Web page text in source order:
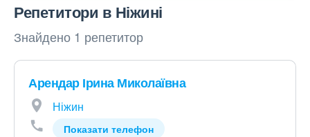
Репетитори в Ніжині
Знайдено 1 репетитор
Арендар Ірина Миколаївна
Ніжин
Показати телефон